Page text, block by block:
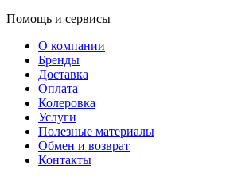
Помощь и сервисы
О компании
Бренды
Доставка
Оплата
Колеровка
Услуги
Полезные материалы
Обмен и возврат
Контакты